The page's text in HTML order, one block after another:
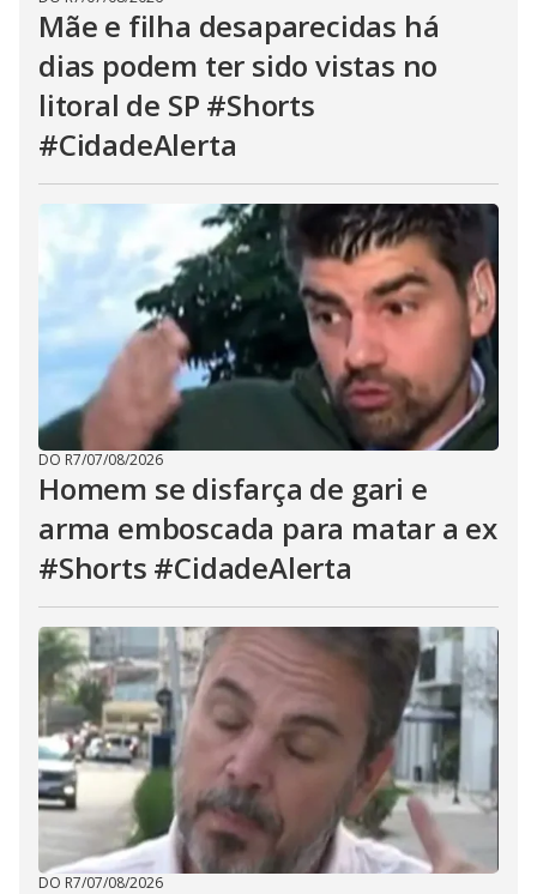
Mãe e filha desaparecidas há
dias podem ter sido vistas no
litoral de SP #Shorts
#CidadeAlerta
DO R7/07/08/2026
Homem se disfarça de gari e
arma emboscada para matar a ex
#Shorts #CidadeAlerta
DO R7/07/08/2026